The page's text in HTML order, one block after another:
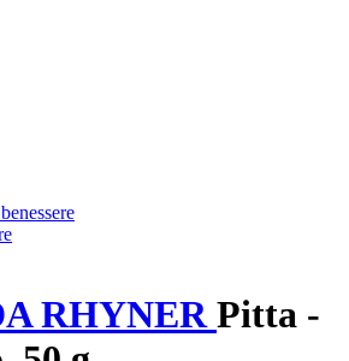
RHYNERPitta -